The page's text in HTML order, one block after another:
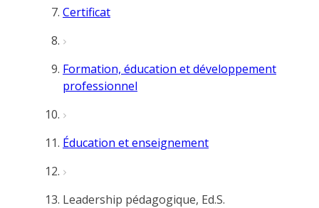
Certificat
Formation, éducation et développement
professionnel
Éducation et enseignement
Leadership pédagogique, Ed.S.